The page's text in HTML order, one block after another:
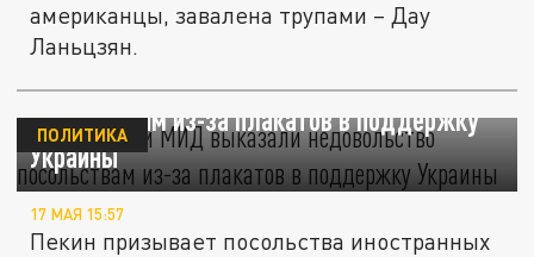
американцы, завалена трупами – Дау
Ланьцзян.
В китайском МИД выказали недовольство
посольствам из-за плакатов в поддержку
Украины
ПОЛИТИКА
17 МАЯ 15:57
Пекин призывает посольства иностранных